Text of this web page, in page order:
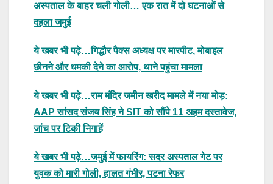
अस्पताल के बाहर चली गोली… एक रात में दो घटनाओं से
दहला जमुई
ये खबर भी पढ़े…गिद्धौर पैक्स अध्यक्ष पर मारपीट, मोबाइल
छीनने और धमकी देने का आरोप, थाने पहुंचा मामला
ये खबर भी पढ़े…राम मंदिर जमीन खरीद मामले में नया मोड़:
AAP सांसद संजय सिंह ने SIT को सौंपे 11 अहम दस्तावेज,
जांच पर टिकी निगाहें
ये खबर भी पढ़े…जमुई में फायरिंग: सदर अस्पताल गेट पर
युवक को मारी गोली, हालत गंभीर, पटना रेफर